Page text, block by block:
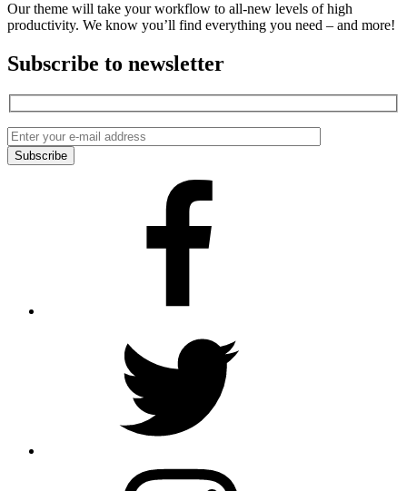
Our theme will take your workflow to all-new levels of high
productivity. We know you’ll find everything you need – and more!
Subscribe to newsletter